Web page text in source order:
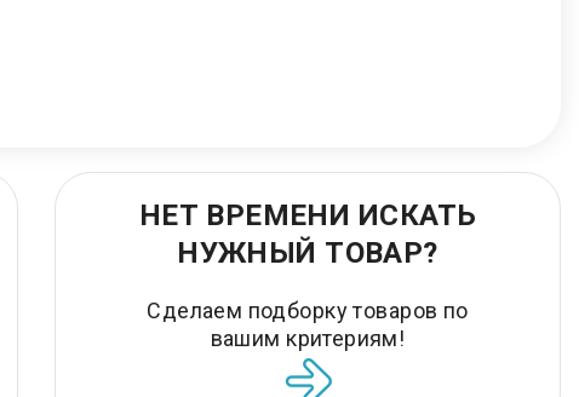
НЕТ ВРЕМЕНИ ИСКАТЬ
НУЖНЫЙ ТОВАР?
Сделаем подборку товаров по
вашим критериям!